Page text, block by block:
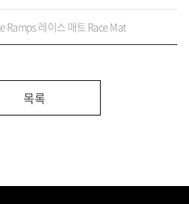
Ramps 레이스 매트 Race Mat
목록